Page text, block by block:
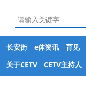
长安街 e体资讯 育见
关于CETV CETV主持人